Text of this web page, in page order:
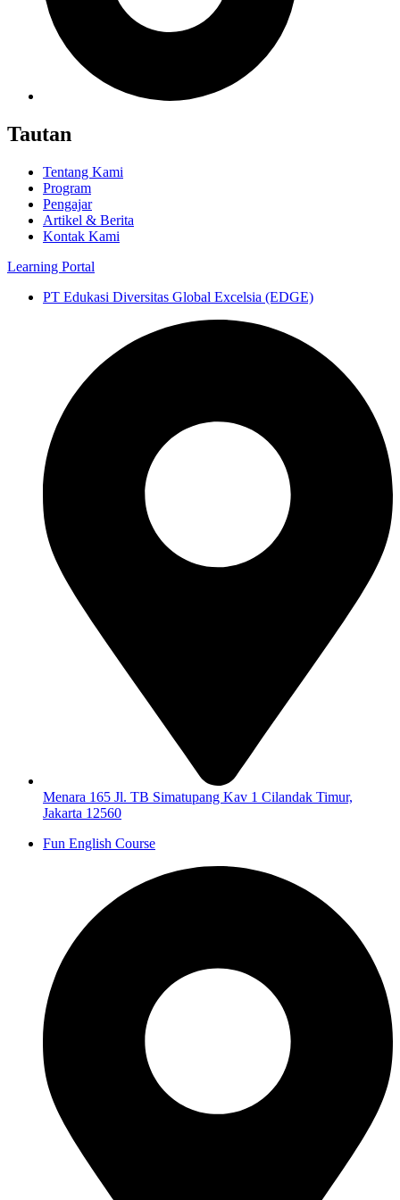
Tautan
Tentang Kami
Program
Pengajar
Artikel & Berita
Kontak Kami
Learning Portal
PT Edukasi Diversitas Global Excelsia (EDGE)
Menara 165 Jl. TB Simatupang Kav 1 Cilandak Timur,
Jakarta 12560
Fun English Course